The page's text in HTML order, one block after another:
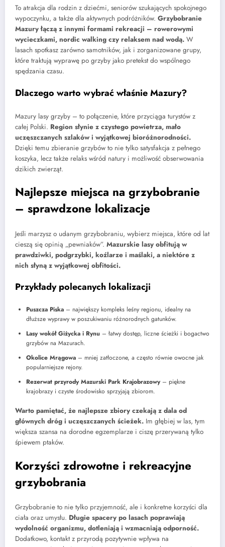
To atrakcja dla rodzin z dziećmi, seniorów szukających spokojnego
wypoczynku, a także dla aktywnych podróżników. Grzybobranie
Mazury łączą z innymi formami rekreacji – rowerowymi
wycieczkami, nordic walking czy relaksem nad wodą. W
lasach spotkasz zarówno samotników, jak i zorganizowane grupy,
które traktują wyprawę po grzyby jako pretekst do wspólnego
spędzania czasu.
Dlaczego warto wybrać właśnie Mazury?
Mazury lasy grzyby – to połączenie, które przyciąga turystów z
całej Polski. Region słynie z czystego powietrza, mało
uczęszczanych szlaków i wyjątkowej bioróżnorodności.
Dzięki temu zbieranie grzybów to nie tylko satysfakcja z pełnego
koszyka, lecz także relaks wśród natury i możliwość obserwowania
dzikich zwierząt.
Najlepsze miejsca na grzybobranie
– sprawdzone lokalizacje
Jeśli marzysz o udanym grzybobraniu, wybierz miejsca, które od lat
cieszą się opinią „pewniaków”. Mazurskie lasy obfitują w
prawdziwki, podgrzybki, koźlarze i maślaki, a niektóre z
nich słyną z wyjątkowej obfitości.
Przykłady polecanych lokalizacji
Puszcza Piska – największy kompleks leśny regionu, idealny na
dłuższe wyprawy w poszukiwaniu różnorodnych gatunków.
Lasy wokół Giżycka i Rynu – łatwy dostęp, liczne ścieżki i bogactwo
grzybów na Mazurach.
Okolice Mrągowa – mniej zatłoczone, a często równie owocne jak
popularniejsze rejony.
Rezerwat przyrody Mazurski Park Krajobrazowy– piękne
krajobrazy i czyste środowisko sprzyjają zbiorom.
Warto pamiętać, że najlepsze zbiory czekają z dala od
głównych dróg i uczęszczanych ścieżek. Im głębiej w las, tym
większa szansa na dorodne egzemplarze i ciszę przerywaną tylko
śpiewem ptaków.
Korzyści zdrowotne i rekreacyjne
grzybobrania
Grzybobranie to nie tylko przyjemność, ale i konkretne korzyści dla
ciała oraz umysłu. Długie spacery po lasach poprawiają
wydolność organizmu, dotleniają i wzmacniają odporność.
Dodatkowo, kontakt z przyrodą pozytywnie wpływa na